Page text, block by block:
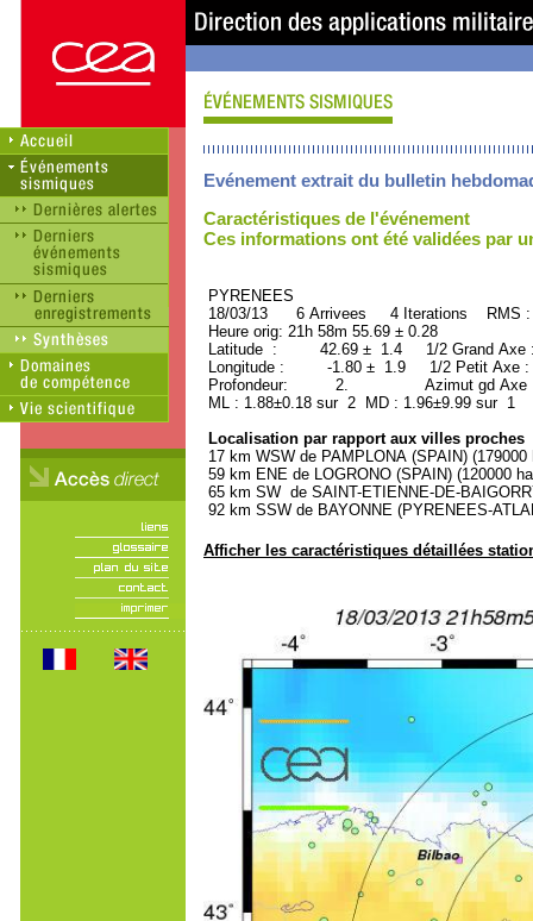
Evénement extrait du bulletin
Caractéristiques de l'événement
Ces informations ont été validées par
PYRENEES ORID :
18/03/13 6 Arrivees 4 Iterations RMS
Heure orig: 21h 58m 55.69 ± 0.28
Latitude : 42.69 ± 1.4 1/2 Grand
Longitude : -1.80 ± 1.9 1/2 Petit Axe
Profondeur: 2. Azimut gd Axe :
ML : 1.88±0.18 sur 2 MD : 1.96±9.99 sur 1
Localisation par rapport aux villes proches
17 km WSW de PAMPLONA (SPAIN) (179000
59 km ENE de LOGRONO (SPAIN) (120000
65 km SW de SAINT-ETIENNE-DE-
92 km SSW de BAYONNE (PYRENEES-
Afficher les caractéristiques détaillées